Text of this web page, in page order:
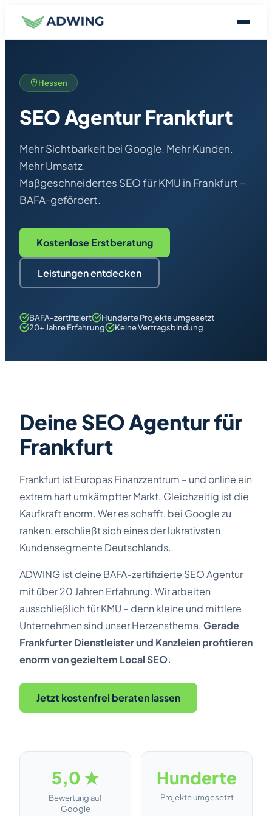
Hessen
SEO Agentur Frankfurt
Mehr Sichtbarkeit bei Google. Mehr Kunden.
Mehr Umsatz.
Maßgeschneidertes SEO für KMU in Frankfurt –
BAFA-gefördert.
Kostenlose Erstberatung
Leistungen entdecken
BAFA-zertifiziert
Hunderte Projekte umgesetzt
20+ Jahre Erfahrung
Keine Vertragsbindung
Deine SEO Agentur für
Frankfurt
Frankfurt ist Europas Finanzzentrum – und online ein
extrem hart umkämpfter Markt. Gleichzeitig ist die
Kaufkraft enorm. Wer es schafft, bei Google zu
ranken, erschließt sich eines der lukrativsten
Kundensegmente Deutschlands.
ADWING ist deine BAFA-zertifizierte SEO Agentur
mit über 20 Jahren Erfahrung. Wir arbeiten
ausschließlich für KMU – denn kleine und mittlere
Unternehmen sind unser Herzensthema. Gerade
Frankfurter Dienstleister und Kanzleien profitieren
enorm von gezieltem Local SEO.
Jetzt kostenfrei beraten lassen
5,0 ★
Bewertung auf
Google
Hunderte
Projekte umgesetzt